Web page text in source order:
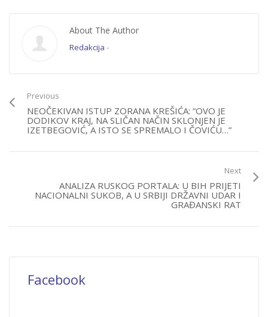
About The Author
Redakcija -
Previous
NEOČEKIVAN ISTUP ZORANA KREŠIĆA: “OVO JE
DODIKOV KRAJ, NA SLIČAN NAČIN SKLONJEN JE
IZETBEGOVIĆ, A ISTO SE SPREMALO I ČOVIĆU…”
Next
ANALIZA RUSKOG PORTALA: U BIH PRIJETI
NACIONALNI SUKOB, A U SRBIJI DRŽAVNI UDAR I
GRAĐANSKI RAT
Facebook